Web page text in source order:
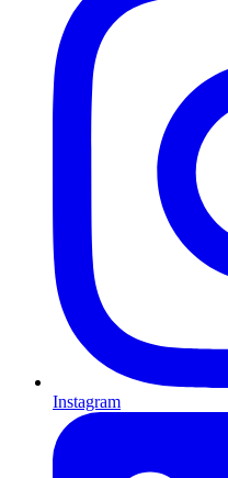
Instagram